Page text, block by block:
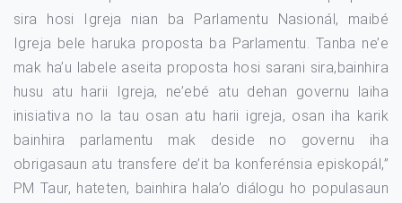
sira hosi Igreja nian ba Parlamentu Nasionál, maibé
Igreja bele haruka proposta ba Parlamentu. Tanba ne’e
mak ha’u labele aseita proposta hosi sarani sira,bainhira
husu atu harii Igreja, ne’ebé atu dehan governu laiha
inisiativa no la tau osan atu harii igreja, osan iha karik
bainhira parlamentu mak deside no governu iha
obrigasaun atu transfere de’it ba konferénsia episkopál,”
PM Taur, hateten, bainhira hala’o diálogu ho populasaun